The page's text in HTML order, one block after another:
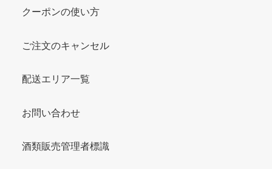
クーポンの使い方
ご注文のキャンセル
配送エリア一覧
お問い合わせ
酒類販売管理者標識